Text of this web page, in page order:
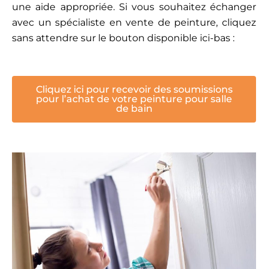
une aide appropriée. Si vous souhaitez échanger
avec un spécialiste en vente de peinture, cliquez
sans attendre sur le bouton disponible ici-bas :
Cliquez ici pour recevoir des soumissions
pour l’achat de votre peinture pour salle
de bain